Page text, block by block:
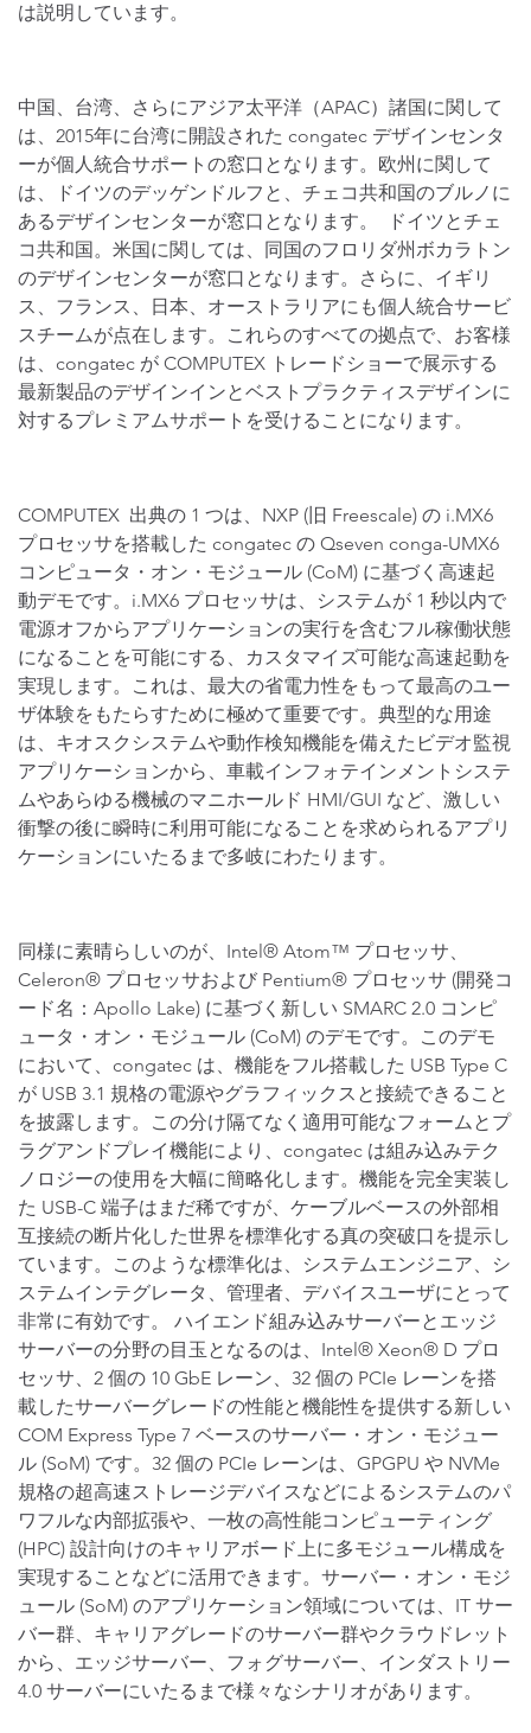
は説明しています。
中国、台湾、さらにアジア太平洋（APAC）諸国に関して
は、2015年に台湾に開設された congatec デザインセンタ
ーが個人統合サポートの窓口となります。欧州に関して
は、ドイツのデッゲンドルフと、チェコ共和国のブルノに
あるデザインセンターが窓口となります。 ドイツとチェ
コ共和国。米国に関しては、同国のフロリダ州ボカラトン
のデザインセンターが窓口となります。さらに、イギリ
ス、フランス、日本、オーストラリアにも個人統合サービ
スチームが点在します。これらのすべての拠点で、お客様
は、congatec が COMPUTEX トレードショーで展示する
最新製品のデザインインとベストプラクティスデザインに
対するプレミアムサポートを受けることになります。
COMPUTEX 出典の 1 つは、NXP (旧 Freescale) の i.MX6
プロセッサを搭載した congatec の Qseven conga-UMX6
コンピュータ・オン・モジュール (CoM) に基づく高速起
動デモです。i.MX6 プロセッサは、システムが 1 秒以内で
電源オフからアプリケーションの実行を含むフル稼働状態
になることを可能にする、カスタマイズ可能な高速起動を
実現します。これは、最大の省電力性をもって最高のユー
ザ体験をもたらすために極めて重要です。典型的な用途
は、キオスクシステムや動作検知機能を備えたビデオ監視
アプリケーションから、車載インフォテインメントシステ
ムやあらゆる機械のマニホールド HMI/GUI など、激しい
衝撃の後に瞬時に利用可能になることを求められるアプリ
ケーションにいたるまで多岐にわたります。
同様に素晴らしいのが、Intel® Atom™ プロセッサ、
Celeron® プロセッサおよび Pentium® プロセッサ (開発コ
ード名：Apollo Lake) に基づく新しい SMARC 2.0 コンピ
ュータ・オン・モジュール (CoM) のデモです。このデモ
において、congatec は、機能をフル搭載した USB Type C
が USB 3.1 規格の電源やグラフィックスと接続できること
を披露します。この分け隔てなく適用可能なフォームとプ
ラグアンドプレイ機能により、congatec は組み込みテク
ノロジーの使用を大幅に簡略化します。機能を完全実装し
た USB-C 端子はまだ稀ですが、ケーブルベースの外部相
互接続の断片化した世界を標準化する真の突破口を提示し
ています。このような標準化は、システムエンジニア、シ
ステムインテグレータ、管理者、デバイスユーザにとって
非常に有効です。 ハイエンド組み込みサーバーとエッジ
サーバーの分野の目玉となるのは、Intel® Xeon® D プロ
セッサ、2 個の 10 GbE レーン、32 個の PCIe レーンを搭
載したサーバーグレードの性能と機能性を提供する新しい
COM Express Type 7 ベースのサーバー・オン・モジュー
ル (SoM) です。32 個の PCIe レーンは、GPGPU や NVMe
規格の超高速ストレージデバイスなどによるシステムのパ
ワフルな内部拡張や、一枚の高性能コンピューティング
(HPC) 設計向けのキャリアボード上に多モジュール構成を
実現することなどに活用できます。サーバー・オン・モジ
ュール (SoM) のアプリケーション領域については、IT サー
バー群、キャリアグレードのサーバー群やクラウドレット
から、エッジサーバー、フォグサーバー、インダストリー
4.0 サーバーにいたるまで様々なシナリオがあります。